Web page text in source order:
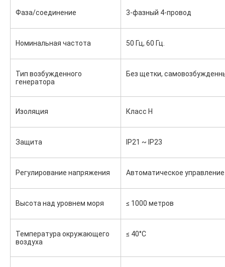
Фаза/соединение 3-фазный 4-провод
Номинальная частота 50 Гц, 60 Гц.
Тип возбужденного
генератора
Без щетки,
Изоляция Класс H
Защита IP21 ~ IP23
Регулирование напряжения Автоматическое управление
Высота над уровнем моря ≤ 1000 метров
Температура окружающего
воздуха
≤ 40°C